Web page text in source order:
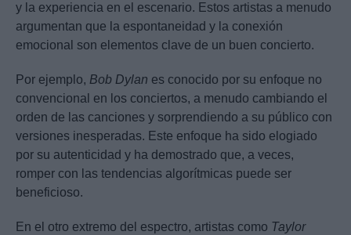
y la experiencia en el escenario. Estos artistas a menudo
argumentan que la espontaneidad y la conexión
emocional son elementos clave de un buen concierto.
Por ejemplo, Bob Dylan es conocido por su enfoque no
convencional en los conciertos, a menudo cambiando el
orden de las canciones y sorprendiendo a su público con
versiones inesperadas. Este enfoque ha sido elogiado
por su autenticidad y ha demostrado que, a veces,
romper con las tendencias algorítmicas puede ser
beneficioso.
En el otro extremo del espectro, artistas como Taylor